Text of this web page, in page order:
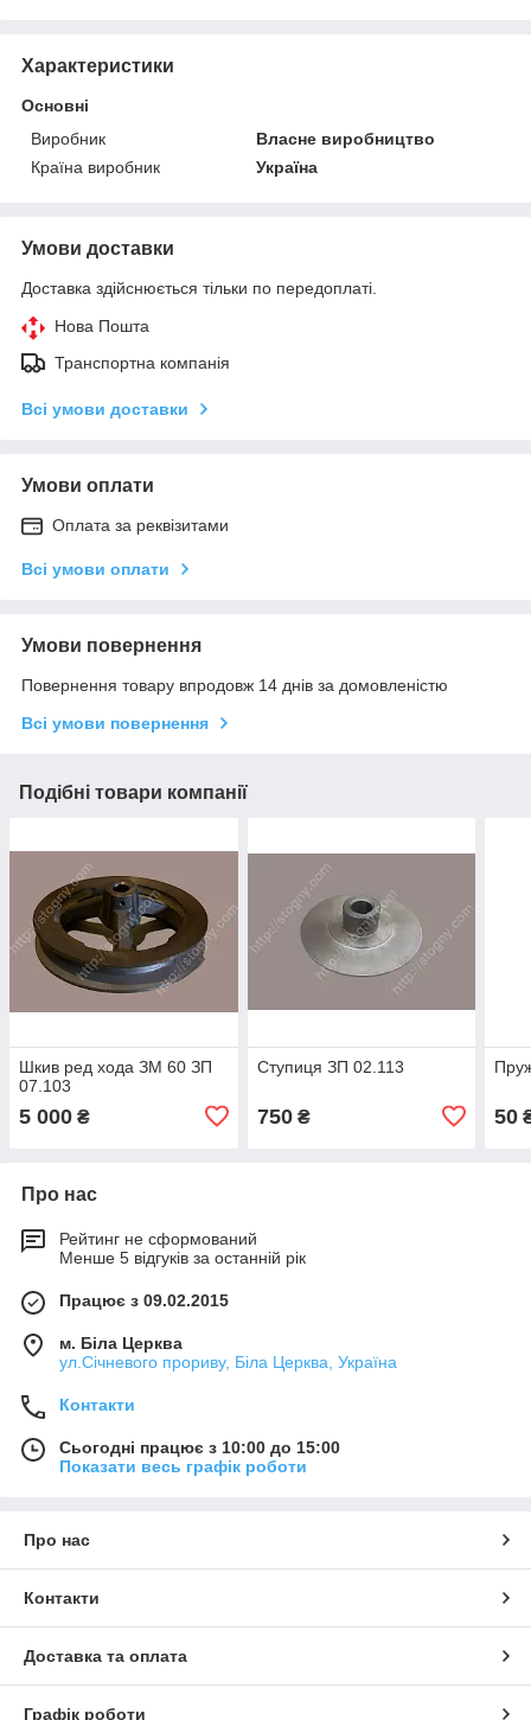
Характеристики
Основні
Виробник
Власне виробництво
Країна виробник
Україна
Умови доставки
Доставка здійснюється тільки по передоплаті.
Нова Пошта
Транспортна компанія
Всі умови доставки
Умови оплати
Оплата за реквізитами
Всі умови оплати
Умови повернення
Повернення товару впродовж 14 днів за домовленістю
Всі умови повернення
Подібні товари компанії
Шкив ред хода ЗМ 60 ЗП
07.103
5 000 ₴
Ступиця ЗП 02.113
750₴ 50
Про нас
Рейтинг не сформований
Менше 5 відгуків за останній рік
Працює з 09.02.2015
м. Біла Церква
ул.Січневого прориву, Біла Церква, Україна
Контакти
Сьогодні працює з 10:00 до 15:00
Показати весь графік роботи
Про нас
Контакти
Доставка та оплата
Графік роботи